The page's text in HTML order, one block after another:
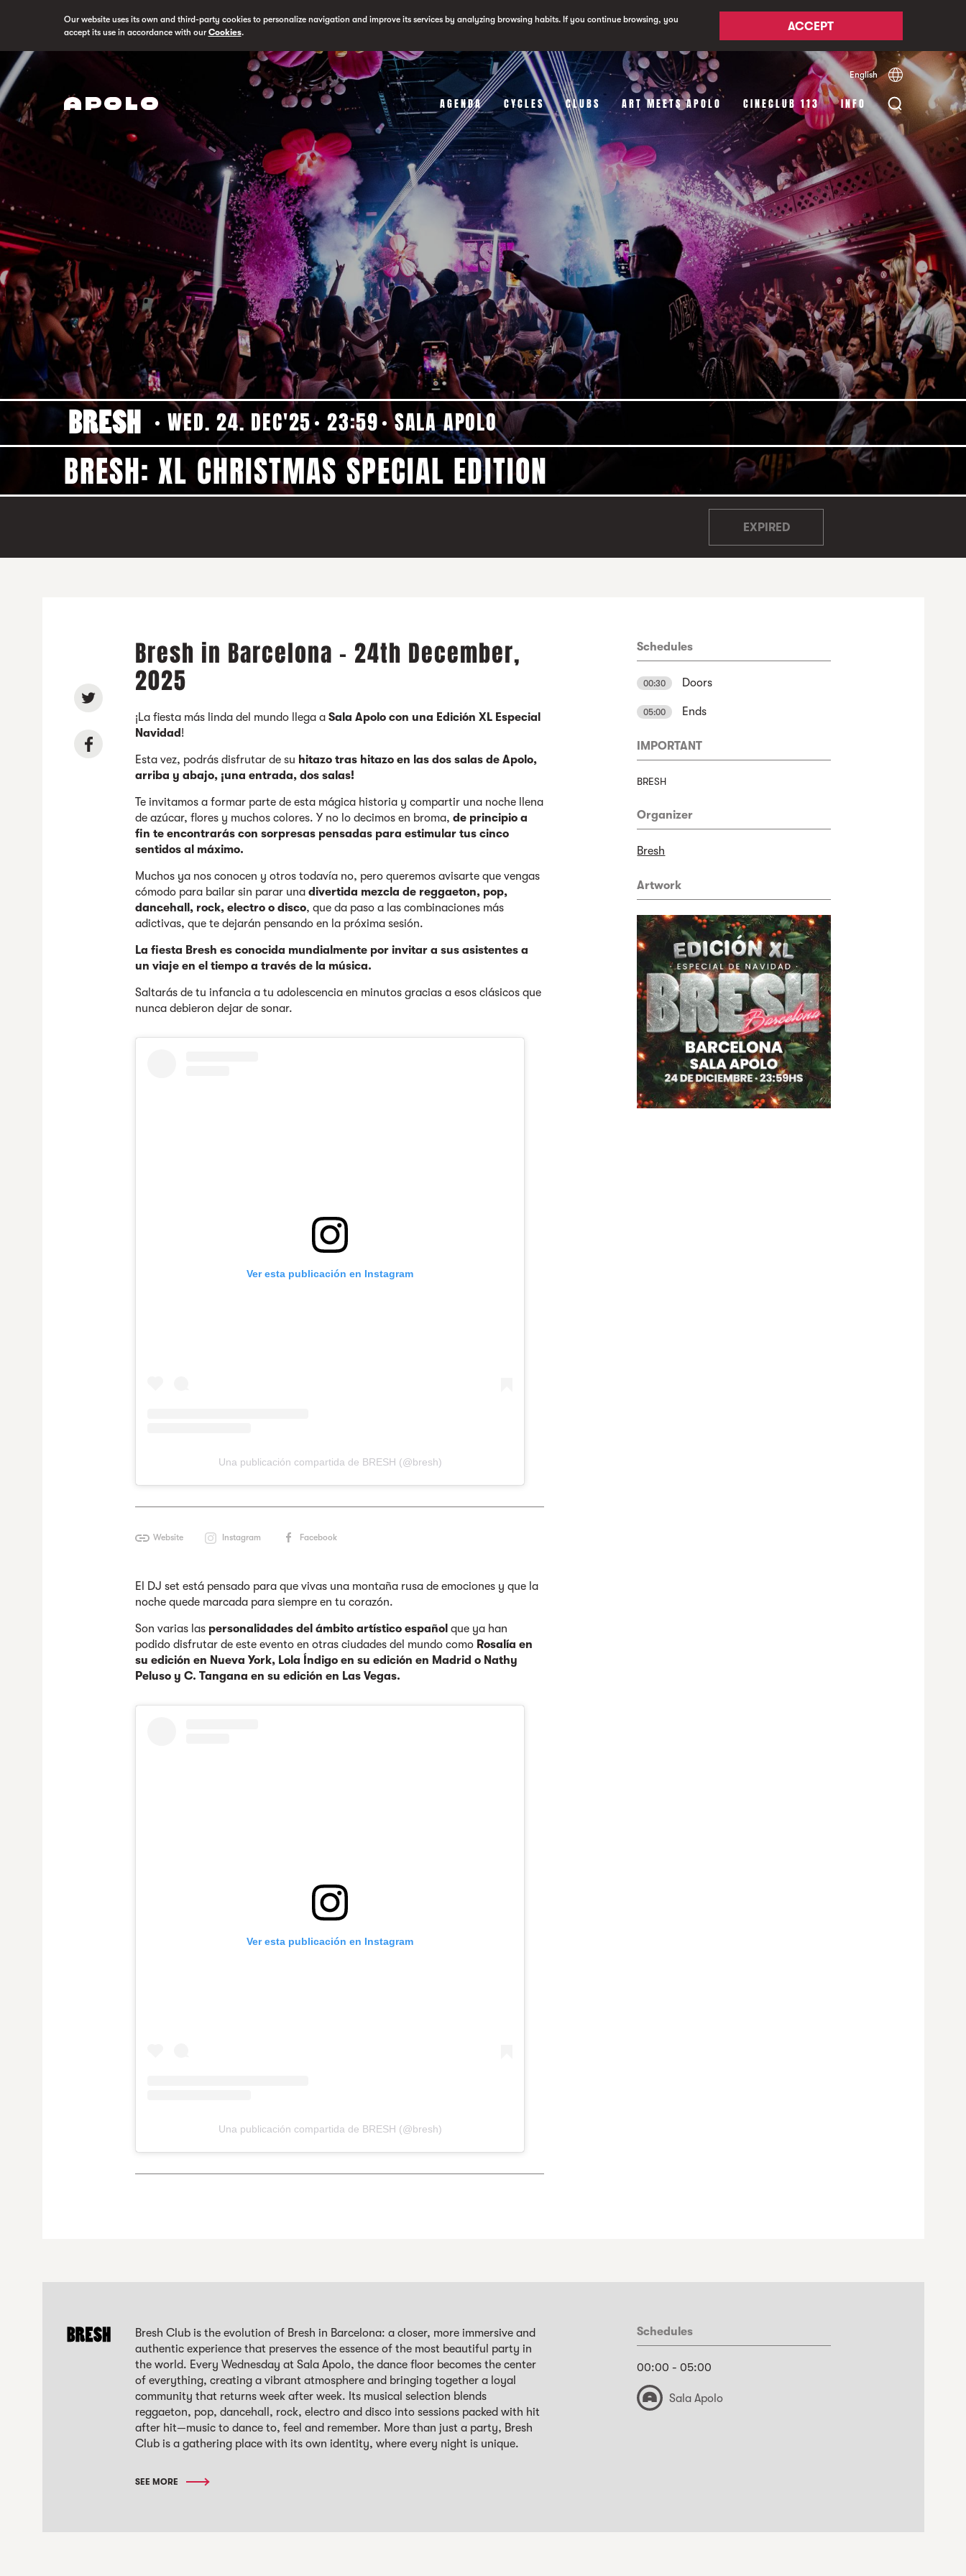
Our website uses its own and third-party cookies to personalize navigation and improve its services by analyzing browsing habits. If you continue browsing, you
accept its use in accordance with ourCookies. ACCEPT
English Español Català
AGENDA CYCLES CLUBS ART MEETS APOLO CINECLUB 113 INFO
WED. 24. DEC'25 23:59 SALA APOLO
BRESH: XL CHRISTMAS SPECIAL EDITION
EXPIRED
Bresh in Barcelona - 24th December,
2025
¡La fiesta más linda del mundo llega aSala Apolo con una Edición XL Especial
Navidad !
Esta vez, podrás disfrutar de su hitazo tras hitazo en las dos salas de Apolo,
arriba y abajo, ¡una entrada, dos salas!
Te invitamos a formar parte de esta mágica historia y compartir una noche llena
de azúcar, flores y muchos colores. Y no lo decimos en broma,de principio a
fin te encontrarás con sorpresas pensadas para estimular tus cinco
sentidos al máximo.
Muchos ya nos conocen y otros todavía no, pero queremos avisarte que vengas
cómodo para bailar sin parar unadivertida mezcla de reggaeton, pop,
dancehall, rock, electro o disco,que da paso a las combinaciones más
adictivas, que te dejarán pensando en la próxima sesión.
La fiesta Bresh es conocida mundialmente por invitar a sus asistentes a
un viaje en el tiempo a través de la música.
Saltarás de tu infancia a tu adolescencia en minutos gracias a esos clásicos que
nunca debieron dejar de sonar.
Ver esta publicación en Instagram
Una publicación compartida de BRESH (@bresh)
Website Instagram Facebook
El DJ set está pensado para que vivas una montaña rusa de emociones y que la
noche quede marcada para siempre en tu corazón.
Son varias las personalidades del ámbito artístico españolque ya han
podido disfrutar de este evento en otras ciudades del mundo como Rosalía en
su edición en Nueva York, Lola Índigo en su edición en Madrid o Nathy
Peluso y C. Tangana en su edición en Las Vegas.
Ver esta publicación en Instagram
Una publicación compartida de BRESH (@bresh)
Schedules
00:30 Doors
05:00 Ends
IMPORTANT
BRESH
Organizer
Bresh
Artwork
Bresh Club is the evolution of Bresh in Barcelona: a closer, more immersive and
authentic experience that preserves the essence of the most beautiful party in
the world. Every Wednesday at Sala Apolo, the dance floor becomes the center
of everything, creating a vibrant atmosphere and bringing together a loyal
community that returns week after week. Its musical selection blends
reggaeton, pop, dancehall, rock, electro and disco into sessions packed with hit
after hit—music to dance to, feel and remember. More than just a party, Bresh
Club is a gathering place with its own identity, where every night is unique.
SEE MORE
Schedules
00:00 - 05:00
Sala Apolo